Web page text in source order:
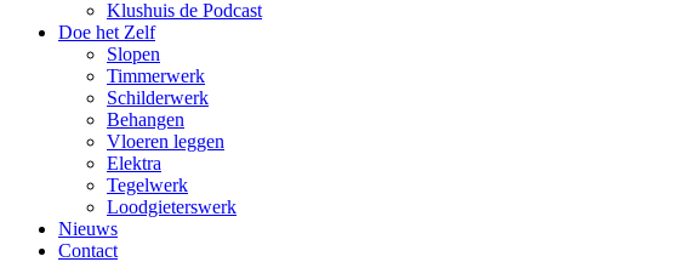
Klushuis de Podcast
Doe het Zelf
Slopen
Timmerwerk
Schilderwerk
Behangen
Vloeren leggen
Elektra
Tegelwerk
Loodgieterswerk
Nieuws
Contact